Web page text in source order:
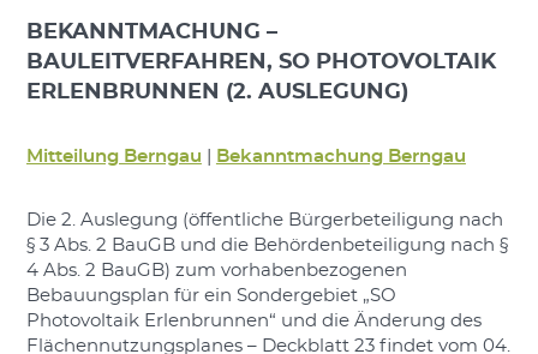
BEKANNTMACHUNG –
BAULEITVERFAHREN, SO PHOTOVOLTAIK
ERLENBRUNNEN (2. AUSLEGUNG)
Mitteilung Berngau Bekanntmachung Berngau
Die 2. Auslegung (öffentliche Bürgerbeteiligung nach
§ 3 Abs. 2 BauGB und die Behördenbeteiligung nach §
4 Abs. 2 BauGB) zum vorhabenbezogenen
Bebauungsplan für ein Sondergebiet „SO
Photovoltaik Erlenbrunnen“ und die Änderung des
Flächennutzungsplanes – Deckblatt 23 findet vom 04.